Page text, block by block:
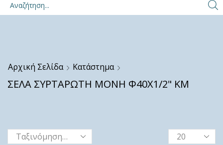
Αρχική Σελίδα Κατάστημα
ΣΕΛΑ ΣΥΡΤΑΡΩΤΗ ΜΟΝΗ Φ40Χ1/2" ΚΜ